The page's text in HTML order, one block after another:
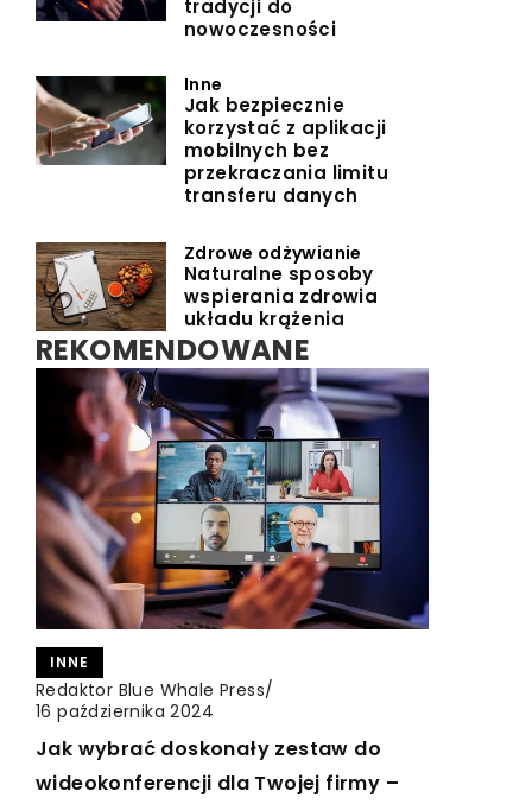
tradycji do
nowoczesności
Inne
Jak bezpiecznie
korzystać z aplikacji
mobilnych bez
przekraczania limitu
transferu danych
Zdrowe odżywianie
Naturalne sposoby
wspierania zdrowia
układu krążenia
REKOMENDOWANE
TURYSTYKA I REKREACJA
Redaktor Blue Whale Press/
– jak zaplanować i co spakować?
INNE
Redaktor Blue Whale Press/
16 października 2024
Jak wybrać doskonały zestaw do
wideokonferencji dla Twojej firmy –
INNE
Redaktor Blue Whale Press/
20 października 2023
Jak wybrać idealny zespół na wesele:
kluczowe aspekty do rozważenia?